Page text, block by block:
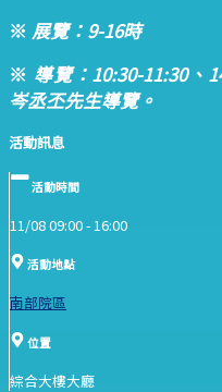
※ 展覽：9-16時
※ 導覽：10:30-11:30、
岑丞丕先生導覽。
活動訊息
活動時間
11/08 09:00 - 16:00
活動地點
南部院區
位置
綜合大樓大廳